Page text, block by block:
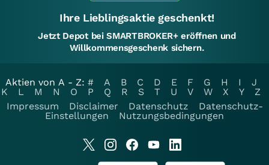
Ihre Lieblingsaktie geschenkt!
Jetzt Depot bei SMARTBROKER+ eröffnen und
Willkommensgeschenk sichern.
Aktien von A - Z: # A B C D E F G H I
J
K
L M N O P Q R S T U V W X Y
Z
Impressum
Disclaimer Datenschutz
Datenschutz-
Einstellungen
Nutzungsbedingungen